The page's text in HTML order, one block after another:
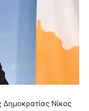
Δημοκρατίας Νίκος